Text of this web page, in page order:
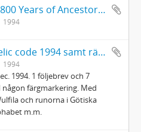
Mari Andersson, "My 1800 Years of Ancestors" (manus)
1994
Bengt Omnelius: Omnelic code 1994 samt rättelser
1994
1994. 1 följebrev och 7
färgmarkering. Med
och runorna i Götiska
m.m.